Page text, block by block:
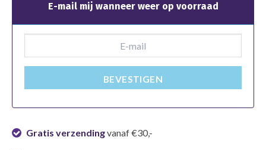
E-mail mij wanneer weer op voorraad
BEVESTIGEN
Gratis verzendingvanaf €30,-